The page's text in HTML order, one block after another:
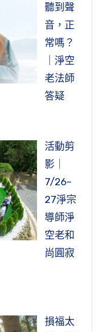
聽到聲
音，正
常嗎？
｜淨空
老法師
答疑
活動剪
影｜
7/26–
27淨宗
導師淨
空老和
尚圓寂
損福太